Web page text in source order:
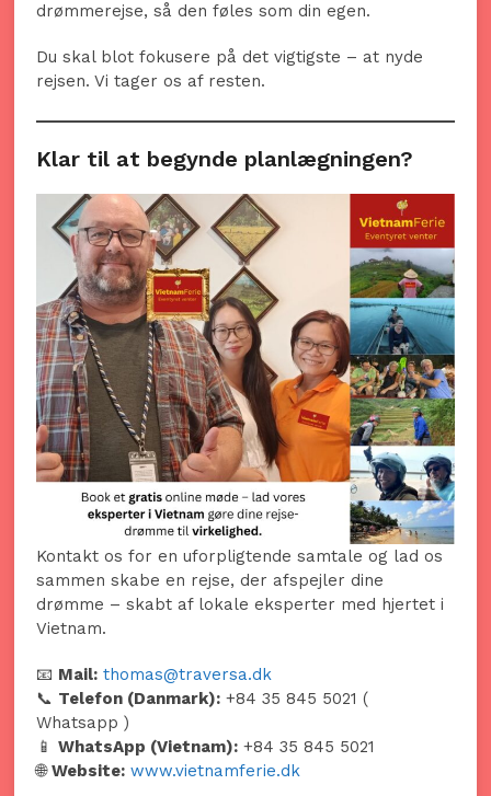
drømmerejse, så den føles som din egen.
Du skal blot fokusere på det vigtigste – at nyde
rejsen. Vi tager os af resten.
Klar til at begynde planlægningen?
Kontakt os for en uforpligtende samtale og lad os
sammen skabe en rejse, der afspejler dine
drømme – skabt af lokale eksperter med hjertet i
Vietnam.
📧 Mail: thomas@traversa.dk
📞 Telefon (Danmark): +84 35 845 5021 (
Whatsapp )
📱WhatsApp (Vietnam): +84 35 845 5021
🌐Website: www.vietnamferie.dk